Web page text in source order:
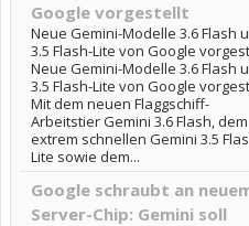
Google vorgestellt
Neue Gemini-Modelle 3.6 Flash
3.5 Flash-Lite von Google
Neue Gemini-Modelle 3.6 Flash
3.5 Flash-Lite von Google
Mit dem neuen Flaggschiff-
Arbeitstier Gemini 3.6 Flash, dem
extrem schnellen Gemini 3.5
Lite sowie dem...
Google schraubt an
Server-Chip: Gemini soll